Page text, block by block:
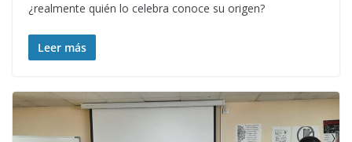
¿realmente quién lo celebra conoce su origen?
Leer más